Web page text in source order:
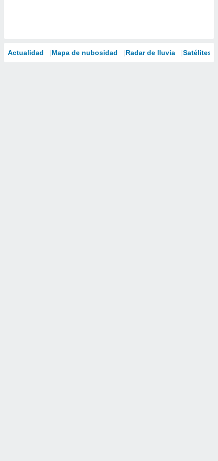
Actualidad Mapa de nubosidad Radar de lluvia Satélites